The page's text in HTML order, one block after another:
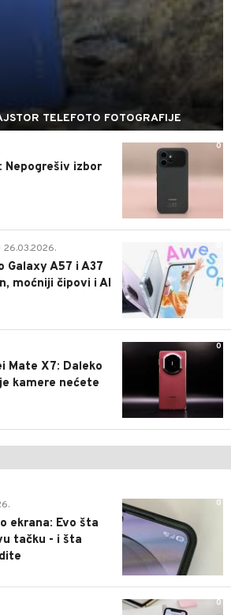
TELEFOTO FOTOGRAFIJE
0
izbor
26.03.2026.
A57 i A37
moćniji čipovi i AI
0
Mate X7: Daleko
kamere nećete
0
ekrana: Evo šta
tačku - i šta
0